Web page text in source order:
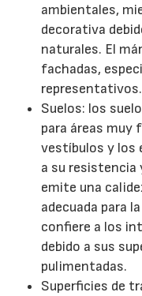
ambientales,
decorativa
naturales. El
fachadas,
representativos.
Suelos: los
para áreas muy
vestíbulos y los
a su resistencia
emite una
adecuada para
confiere a los
debido a sus
pulimentadas.
Superficies de